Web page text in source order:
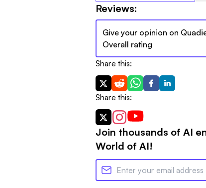
Reviews:
Give your opinion on
Overall rating
Share this:
Share this:
Join thousands of AI
World of AI!